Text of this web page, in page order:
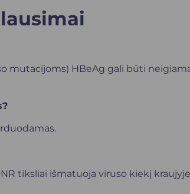
mutacijoms) HBeAg gali būti
tiksliai išmatuoja viruso kiekį